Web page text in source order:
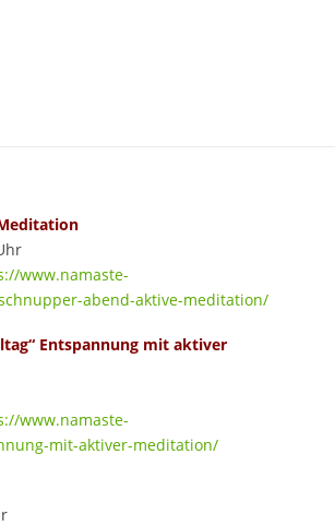
www.namaste-
abend-aktive-meditation/
Entspannung mit aktiver
www.namaste-
mit-aktiver-meditation/